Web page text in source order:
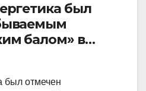
был
балом» в
был отмечен